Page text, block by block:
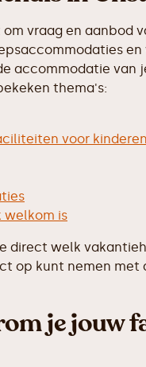
vraag en aanbod
accommodatie van
thema's:
voor kinderen
welkom is
direct welk
op kunt nemen met
je jouw